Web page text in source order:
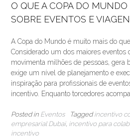
O QUE A COPA DO
SOBRE EVENTOS E
A Copa do Mundo é muito mais do
Considerado um dos maiores eventos
movimenta milhões de pessoas, gera
exige um nível de planejamento e
inspiração para profissionais de
incentivo. Enquanto torcedores
Posted in Eventos Taggedincentivo
empresarial Dubai, incentivo para
incentivo